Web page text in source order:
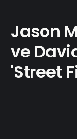
Jason
ve
'Street